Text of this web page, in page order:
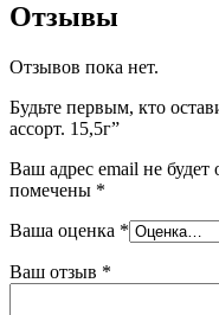
Отзывы
Отзывов пока нет.
Будьте первым, кто
ассорт. 15,5г”
Ваш адрес email не будет
помечены *
Ваша оценка *
Ваш отзыв *